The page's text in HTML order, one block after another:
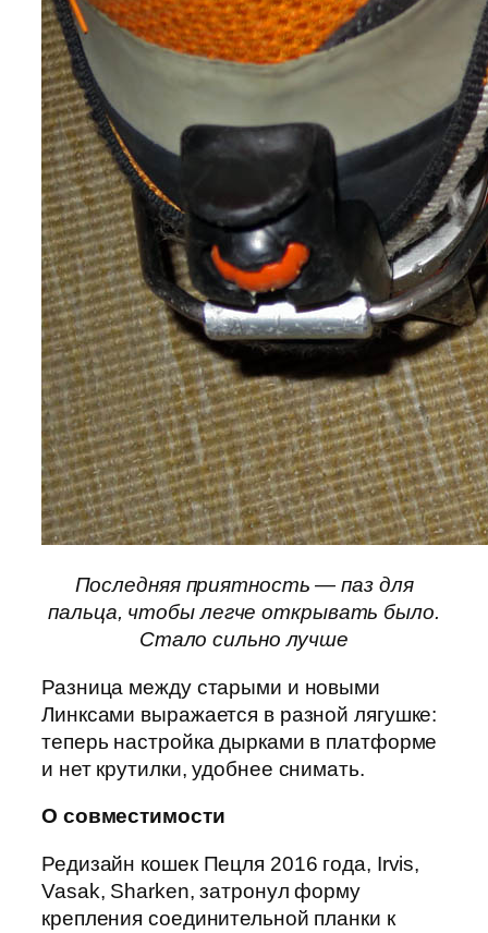
Последняя приятность — паз для
пальца, чтобы легче открывать было.
Стало сильно лучше
Разница между старыми и новыми
Линксами выражается в разной лягушке:
теперь настройка дырками в платформе
и нет крутилки, удобнее снимать.
О совместимости
Редизайн кошек Пецля 2016 года, Irvis,
Vasak, Sharken, затронул форму
крепления соединительной планки к